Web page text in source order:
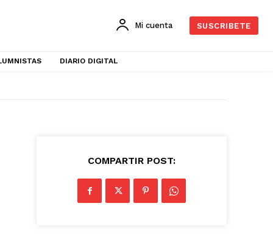
Mi cuenta SUSCRIBETE
DIARIO DIGITAL
COMPARTIR POST: